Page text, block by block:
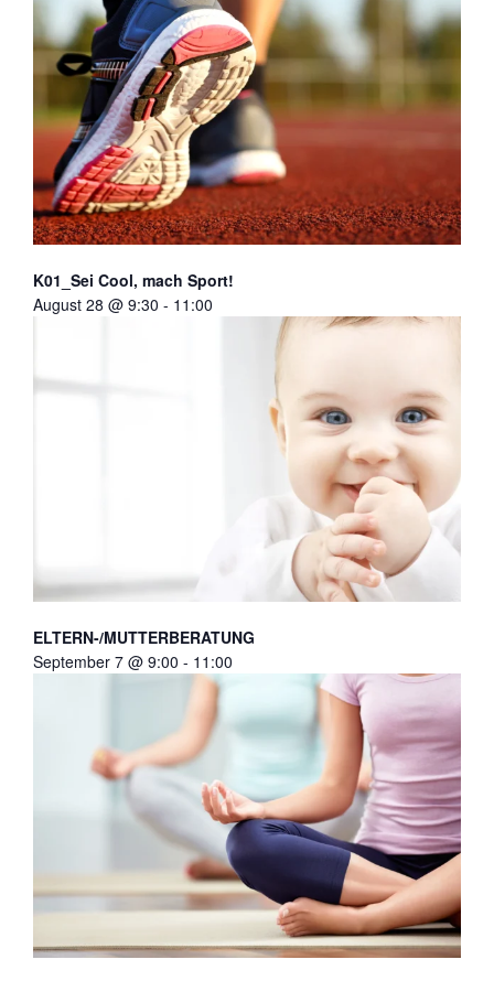
K01_Sei Cool, mach Sport!
August 28 @ 9:30 - 11:00
ELTERN-/MUTTERBERATUNG
September 7 @ 9:00 - 11:00